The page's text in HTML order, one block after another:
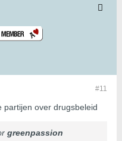
#11
partijen over drugsbeleid
greenpassion